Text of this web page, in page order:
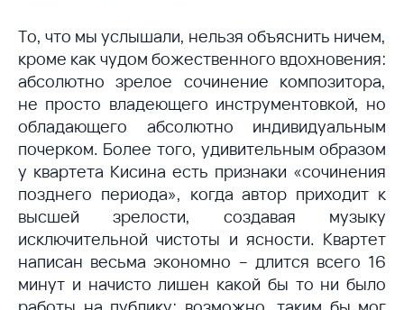
То, что мы услышали, нельзя объяснить ничем,
кроме как чудом божественного вдохновения:
абсолютно зрелое сочинение композитора,
не просто владеющего инструментовкой, но
обладающего абсолютно индивидуальным
почерком. Более того, удивительным образом
у квартета Кисина есть признаки «сочинения
позднего периода», когда автор приходит к
высшей зрелости, создавая музыку
исключительной чистоты и ясности. Квартет
написан весьма экономно – длится всего 16
минут и начисто лишен какой бы то ни было